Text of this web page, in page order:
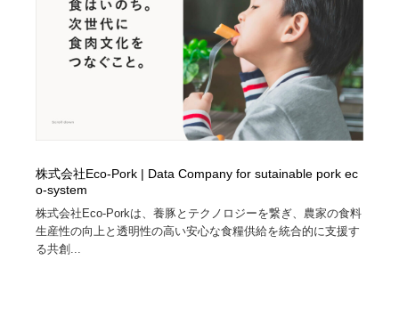
株式会社Eco-Pork | Data Company for sutainable pork ec
o-system
株式会社Eco-Porkは、養豚とテクノロジーを繋ぎ、農家の食料
生産性の向上と透明性の高い安心な食糧供給を統合的に支援す
る共創...